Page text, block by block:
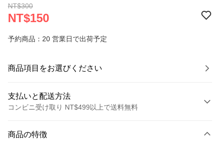
NT$300
NT$150
予約商品：20 営業日で出荷予定
商品項目をお選びください
支払いと配送方法
コンビニ受け取り NT$499以上で送料無料
クレジットカード1回払い
商品の特徴